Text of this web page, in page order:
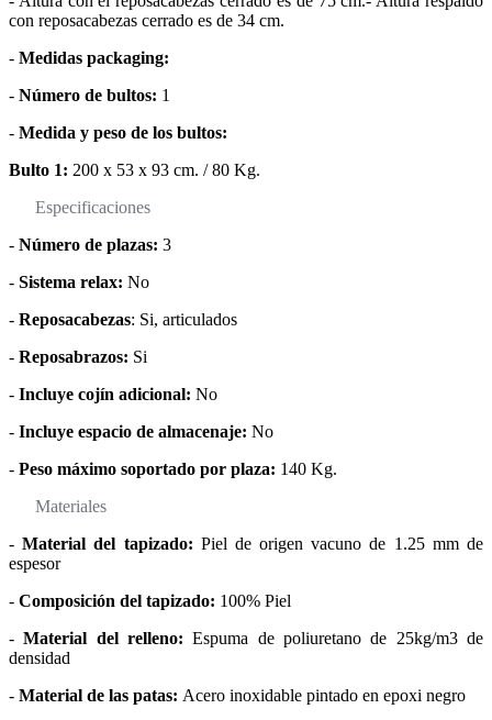
con reposacabezas cerrado es de 34 cm.
- Medidas packaging:
- Número de bultos: 1
- Medida y peso de los bultos:
Bulto 1: 200 x 53 x 93 cm. / 80 Kg.
Especificaciones
- Número de plazas: 3
- Sistema relax: No
- Reposacabezas: Si, articulados
- Reposabrazos: Si
- Incluye cojín adicional: No
- Incluye espacio de almacenaje: No
- Peso máximo soportado por plaza: 140 Kg.
Materiales
- Material del tapizado: Piel de origen vacuno de 1.25 mm de
espesor
- Composición del tapizado: 100% Piel
- Material del relleno: Espuma de poliuretano de 25kg/m3 de
densidad
- Material de las patas: Acero inoxidable pintado en epoxi negro